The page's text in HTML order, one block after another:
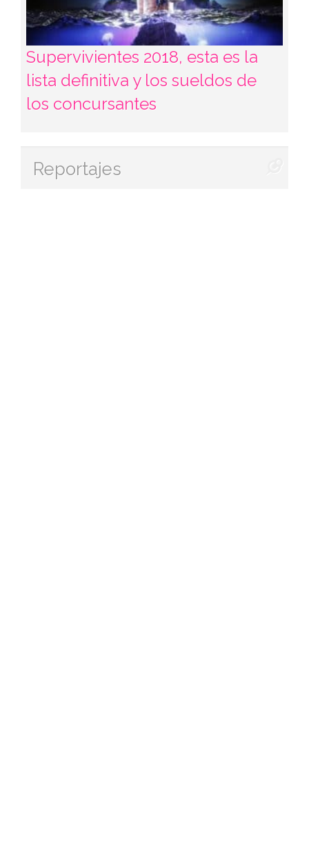
Supervivientes 2018, esta es la
lista definitiva y los sueldos de
los concursantes
Reportajes